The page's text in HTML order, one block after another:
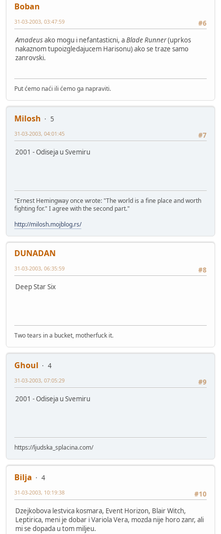
Boban
#6
31-03-2003, 03:47:59
Amadeusako mogu i nefantasticni, aBlade Runner(uprkos
nakaznom tupoizgledajucem Harisonu) ako se traze samo
zanrovski.
Put ćemo naći ili ćemo ga napraviti.
Milosh
5
#7
31-03-2003, 04:01:45
2001 - Odiseja u Svemiru
"Ernest Hemingway once wrote: "The world is a fine place and worth
fighting for." I agree with the second part."
http://milosh.mojblog.rs/
DUNADAN
#8
31-03-2003, 06:35:59
Deep Star Six
Two tears in a bucket, motherfuck it.
Ghoul
4
#9
31-03-2003, 07:05:29
2001 - Odiseja u Svemiru
https://ljudska_splacina.com/
Bilja
4
#10
31-03-2003, 10:19:38
Dzejkobova lestvica kosmara, Event Horizon, Blair Witch,
Leptirica, meni je dobar i Variola Vera, mozda nije horo zanr, ali
mi se dopada u tom miljeu.